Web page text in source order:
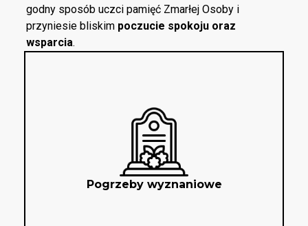
godny sposób uczci pamięć Zmarłej Osoby i
przyniesie bliskim poczucie spokoju oraz
wsparcia.
Pogrzeby wyznaniowe